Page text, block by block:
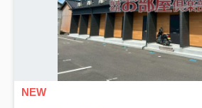
NEW